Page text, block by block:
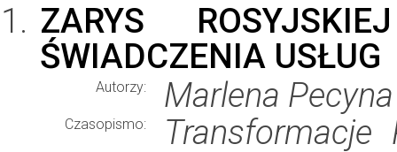
ZARYS
ŚWIADCZENIA USŁUG
Autorzy: Marlena Pecyna
Czasopismo:
Transformacje